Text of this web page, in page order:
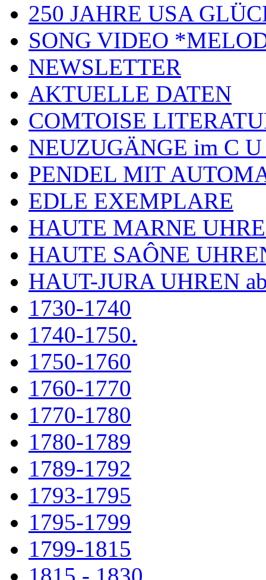
250 JAHRE USA
SONG VIDEO
NEWSLETTER
AKTUELLE DATEN
COMTOISE
NEUZUGÄNGE im C
PENDEL MIT
EDLE EXEMPLARE
HAUTE MARNE
HAUTE SAÔNE
HAUT-JURA UHREN
1730-1740
1740-1750.
1750-1760
1760-1770
1770-1780
1780-1789
1789-1792
1793-1795
1795-1799
1799-1815